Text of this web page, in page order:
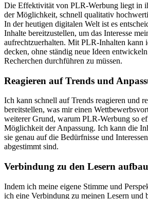
Die Effektivität von PLR-Werbung liegt in
der Möglichkeit, schnell qualitativ
In der heutigen digitalen Welt ist es
Inhalte bereitzustellen, um das Interesse
aufrechtzuerhalten. Mit PLR-Inhalten kann
decken, ohne ständig neue Ideen
Recherchen durchführen zu müssen.
Reagieren auf Trends und
Ich kann schnell auf Trends reagieren und
bereitstellen, was mir einen
weiterer Grund, warum PLR-Werbung so
Möglichkeit der Anpassung. Ich kann die
sie genau auf die Bedürfnisse und
abgestimmt sind.
Verbindung zu den Lesern
Indem ich meine eigene Stimme und
ich eine Verbindung zu meinen Lesern und